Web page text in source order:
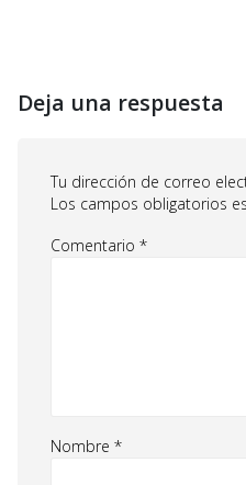
Deja una respuesta
Tu dirección de correo
Los campos obligatorios
Comentario *
Nombre *